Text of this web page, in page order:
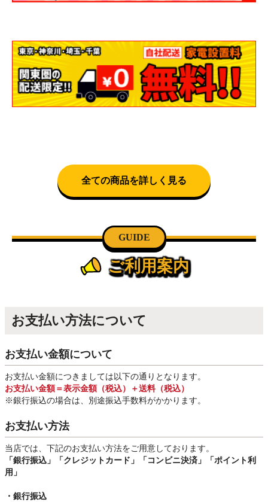
全ての商品を詳しく見る
GUIDE
ご利用案内
お支払い方法について
お支払い金額について
お支払い金額につきましては以下の通りとなります。
お支払い金額＝表示金額（税込）＋送料（税込）
※銀行振込の場合は、別途振込手数料がかかります。
お支払い方法
当店では、下記のお支払い方法をご用意しております。
「銀行振込」
「クレジットカード」「コンビニ決済」「ポイント利
用」
・銀行振込